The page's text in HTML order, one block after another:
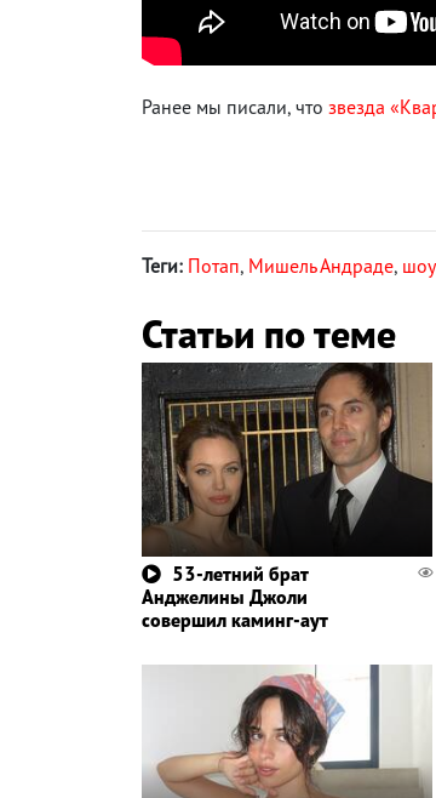
Ранее мы писали, что звезда
Теги: Потап, Мишель Андраде,
Статьи по теме
53-летний брат
Анджелины Джоли
совершил каминг-аут